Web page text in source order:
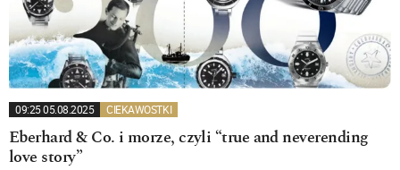
09:25 05.08.2025 CIEKAWOSTKI
Eberhard & Co. i morze, czyli “true and neverending
love story”